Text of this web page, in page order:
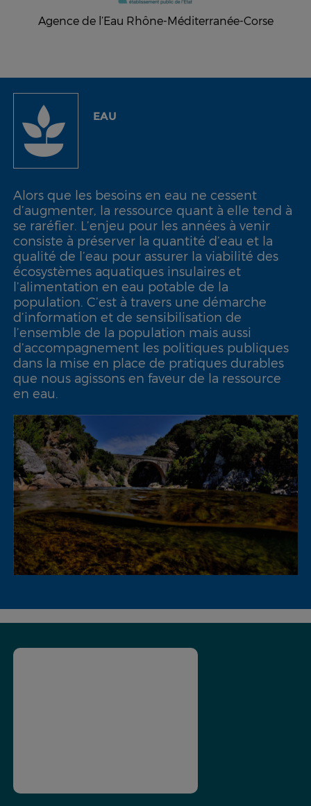
Agence de l’Eau Rhône-Méditerranée-Corse
EAU
Alors que les besoins en eau ne cessent
d’augmenter, la ressource quant à elle tend à
se raréfier. L’enjeu pour les années à venir
consiste à préserver la quantité d’eau et la
qualité de l’eau pour assurer la viabilité des
écosystèmes aquatiques insulaires et
l’alimentation en eau potable de la
population. C’est à travers une démarche
d’information et de sensibilisation de
l’ensemble de la population mais aussi
d’accompagnement les politiques publiques
dans la mise en place de pratiques durables
que nous agissons en faveur de la ressource
en eau.